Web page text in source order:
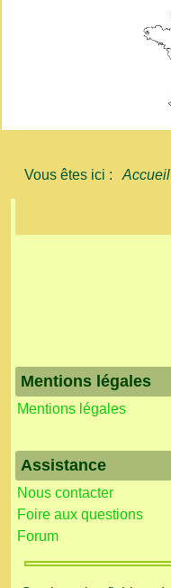
Vous êtes ici : Accueil
Mentions légales
Mentions légales
Assistance
Nous contacter
Foire aux questions
Forum